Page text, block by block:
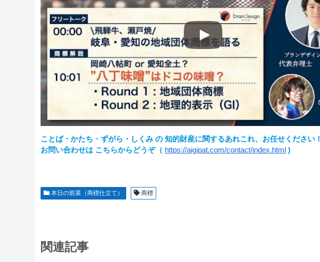
ことば・かたち・ずがら・しくみ の 知的財産に関するあれこれ、お任せください！
お問い合わせは こちらからどうぞ（ https://aigipat.com/contact/index.html )
本日の前菜（商標仕立て） 商標
関連記事